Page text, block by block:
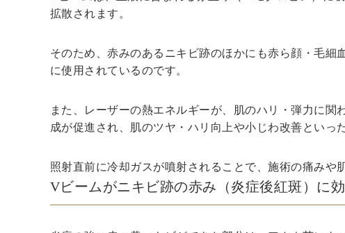
拡散されます。
そのため、赤みのあるニキビ跡のほかにも赤ら顔・毛
に使用されているのです。
また、レーザーの熱エネルギーが、肌のハリ・弾力に
成が促進され、肌のツヤ・ハリ向上や小じわ改善といっ
照射直前に冷却ガスが噴射されることで、施術の痛みや
Vビームがニキビ跡の赤み（炎症後紅斑）に